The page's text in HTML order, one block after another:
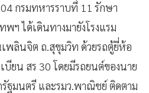
กรมทหารราบที่ 11 รักษา
พฯ ได้เดินทางมายังโรงแรม
พลินจิต ถ.สุขุมวิท ด้วยรถตู้ยี่ห้อ
บียน สร 30 โดยมีรถยนต์ของนาย
รัฐมนตรี และรมว.พาณิชย์ ติดตาม